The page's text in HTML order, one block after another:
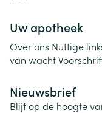
Uw apotheek
Over ons Nuttige
van wacht
Nieuwsbrief
Blijf op de hoogte